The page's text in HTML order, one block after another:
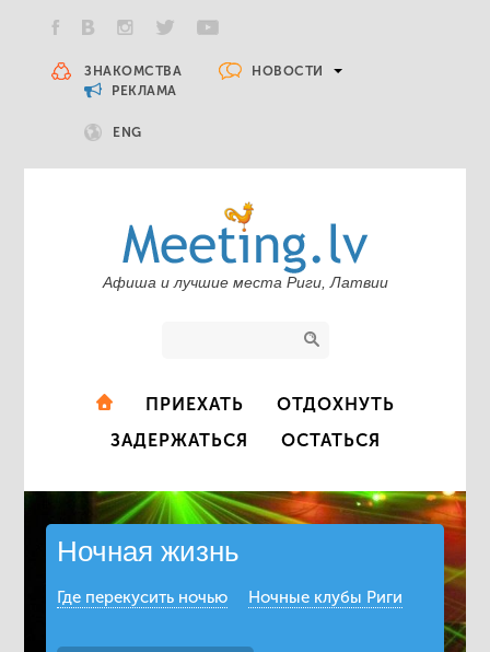
ЗНАКОМСТВА
НОВОСТИ
РЕКЛАМА
ENG
Афиша и лучшие места Риги, Латвии
ПРИЕХАТЬ
ОТДОХНУТЬ
ЗАДЕРЖАТЬСЯ
ОСТАТЬСЯ
Ночная жизнь
Где перекусить ночью Ночные клубы Риги